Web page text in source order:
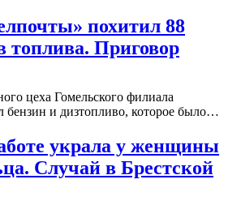
похитил 88
топлива. Приговор
цеха Гомельского филиала
бензин и дизтопливо, которое было…
украла у женщины
Случай в Брестской